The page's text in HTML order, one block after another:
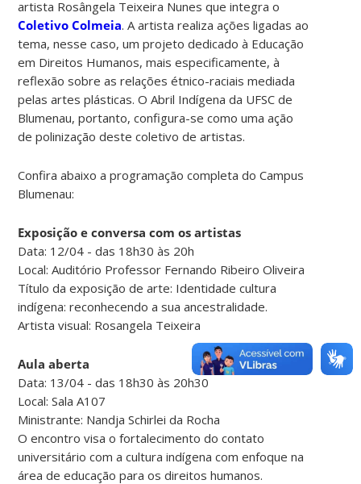
artista Rosângela Teixeira Nunes que integra o
Coletivo Colmeia. A artista realiza ações ligadas ao
tema, nesse caso, um projeto dedicado à Educação
em Direitos Humanos, mais especificamente, à
reflexão sobre as relações étnico-raciais mediada
pelas artes plásticas. O Abril Indígena da UFSC de
Blumenau, portanto, configura-se como uma ação
de polinização deste coletivo de artistas.
Confira abaixo a programação completa do Campus
Blumenau:
Exposição e conversa com os artistas
Data: 12/04 - das 18h30 às 20h
Local: Auditório Professor Fernando Ribeiro Oliveira
Título da exposição de arte: Identidade cultura
indígena: reconhecendo a sua ancestralidade.
Artista visual: Rosangela Teixeira
Aula aberta
Data: 13/04 - das 18h30 às 20h30
Local: Sala A107
Ministrante: Nandja Schirlei da Rocha
O encontro visa o fortalecimento do contato
universitário com a cultura indígena com enfoque na
área de educação para os direitos humanos.